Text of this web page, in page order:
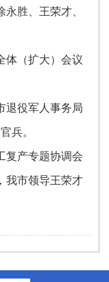
胜、王荣才、
体（扩大）会议
退役军人事务局
兵。
复产专题协调会
我市领导王荣才